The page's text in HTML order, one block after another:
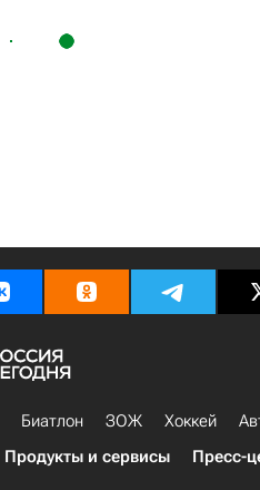
Биатлон ЗОЖ Хоккей
Продукты и сервисы Пресс-